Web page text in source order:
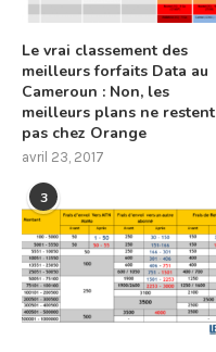
Le vrai classement des
meilleurs forfaits Data au
Cameroun : Non, les
meilleurs plans ne restent
pas chez Orange
avril 23, 2017
3